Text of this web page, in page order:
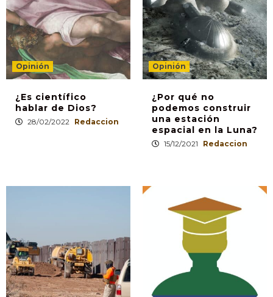
Opinión
¿Es científico
hablar de Dios?
28/02/2022 Redaccion
Opinión
¿Por qué no
podemos construir
una estación
espacial en la Luna?
15/12/2021 Redaccion